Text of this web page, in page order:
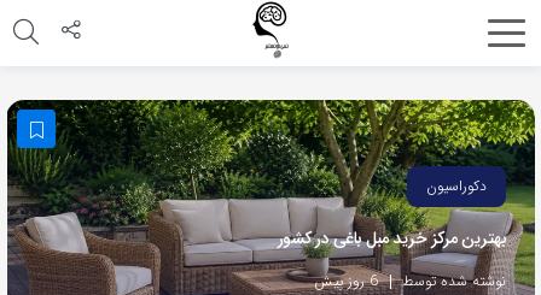
اشتراک
با
استفاده
از
روش‌های
زیر
دکوراسیون
بهترین مرکز خرید مبل باغی در کشور
نوشته شده توسط 6 روز پیش